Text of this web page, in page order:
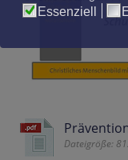
Dateigröße: